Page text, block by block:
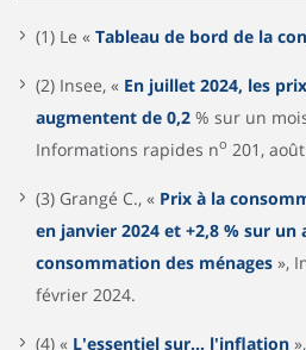
(1) Le « Tableau de bord de la
(2) Insee, « En juillet 2024, les
augmentent de 0,2 % sur un
Informations rapides no 201,
(3) Grangé C., « Prix à la
en janvier 2024 et +2,8 % sur un
consommation des ménages »,
février 2024.
(4) « L'essentiel sur… l'inflation